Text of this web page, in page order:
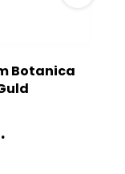
Botanica